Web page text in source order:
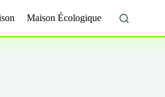
Maison Écologique